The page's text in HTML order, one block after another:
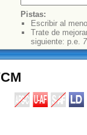
Pistas:
Escribir al
Trate de
siguiente: p.e.